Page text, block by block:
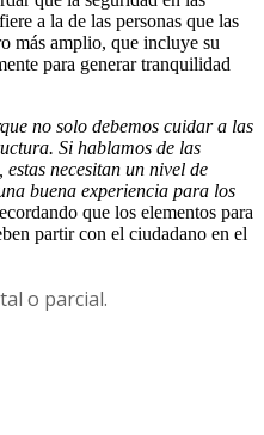
a la de las personas que las
más amplio, que incluye su
para generar tranquilidad
no solo debemos cuidar a las
Si hablamos de las
necesitan un nivel de
buena experiencia para los
que los elementos para
partir con el ciudadano en el
o parcial.